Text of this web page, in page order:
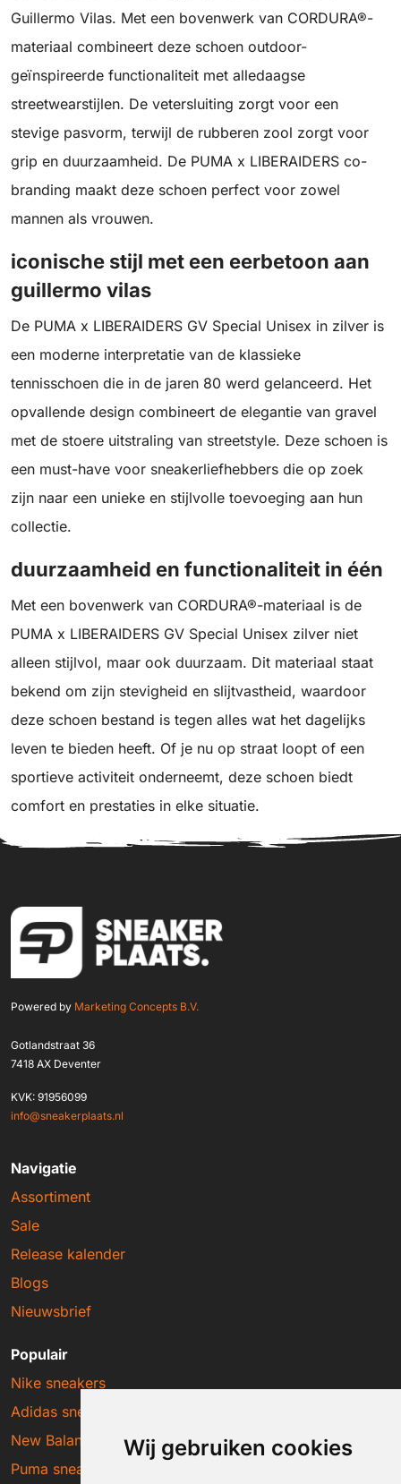
Wij gebruiken cookies
Guillermo Vilas. Met een bovenwerk van CORDURA®-
materiaal combineert deze schoen outdoor-
geïnspireerde functionaliteit met alledaagse
streetwearstijlen. De vetersluiting zorgt voor een
stevige pasvorm, terwijl de rubberen zool zorgt voor
grip en duurzaamheid. De PUMA x LIBERAIDERS co-
branding maakt deze schoen perfect voor zowel
mannen als vrouwen.
iconische stijl met een eerbetoon aan
guillermo vilas
De PUMA x LIBERAIDERS GV Special Unisex in zilver is
een moderne interpretatie van de klassieke
tennisschoen die in de jaren 80 werd gelanceerd. Het
opvallende design combineert de elegantie van gravel
met de stoere uitstraling van streetstyle. Deze schoen is
een must-have voor sneakerliefhebbers die op zoek
zijn naar een unieke en stijlvolle toevoeging aan hun
collectie.
duurzaamheid en functionaliteit in één
Met een bovenwerk van CORDURA®-materiaal is de
PUMA x LIBERAIDERS GV Special Unisex zilver niet
alleen stijlvol, maar ook duurzaam. Dit materiaal staat
bekend om zijn stevigheid en slijtvastheid, waardoor
deze schoen bestand is tegen alles wat het dagelijks
leven te bieden heeft. Of je nu op straat loopt of een
sportieve activiteit onderneemt, deze schoen biedt
comfort en prestaties in elke situatie.
Powered by Marketing Concepts B.V.
Gotlandstraat 36
7418 AX Deventer
KVK: 91956099
info@sneakerplaats.nl
Navigatie
Assortiment
Sale
Release kalender
Blogs
Nieuwsbrief
Populair
Nike sneakers
Adidas sneakers
New Balance sneakers
Puma sneakers